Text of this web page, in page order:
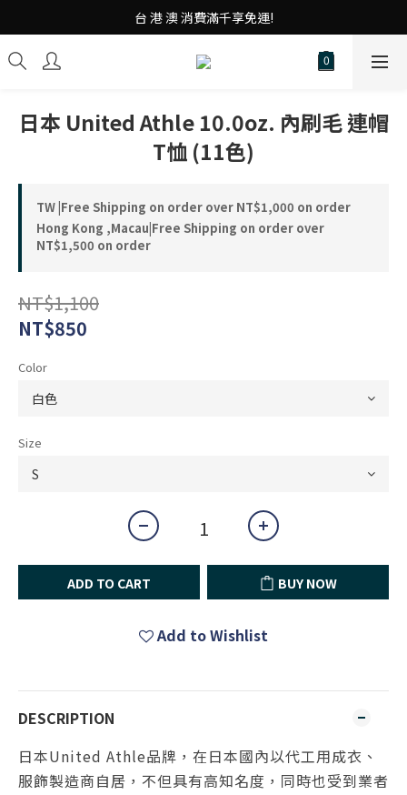
台 港 澳 消費滿千享免運!
台 港 澳 消費滿千享免運!
重磅素Tee 夏日滿件"現折優惠"!
日本 United Athle 10.0oz. 內刷毛 連帽
T恤 (11色)
TW |Free Shipping on order over NT$1,000 on order
Hong Kong ,Macau|Free Shipping on order over
NT$1,500 on order
NT$1,100
NT$850
Color
Size
ADD TO CART BUY NOW
Add to Wishlist
DESCRIPTION
日本United Athle品牌，在日本國內以代工用成衣、
服飾製造商自居，不但具有高知名度，同時也受到業者